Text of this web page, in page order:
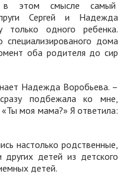
в этом смысле самый
Сергей и Надежда
только одного ребенка.
специализированого дома
оба родителя до сир
Надежда Воробьева. –
подбежала ко мне,
«Ты моя мама?» Я ответила:
настолько родственные,
детей из детского
детей.